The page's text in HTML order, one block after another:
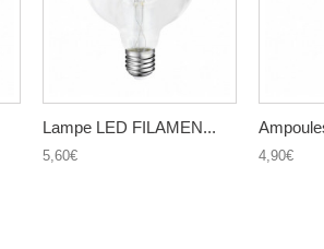
Lampe LED FILAMEN...
5,60€ 4,90€